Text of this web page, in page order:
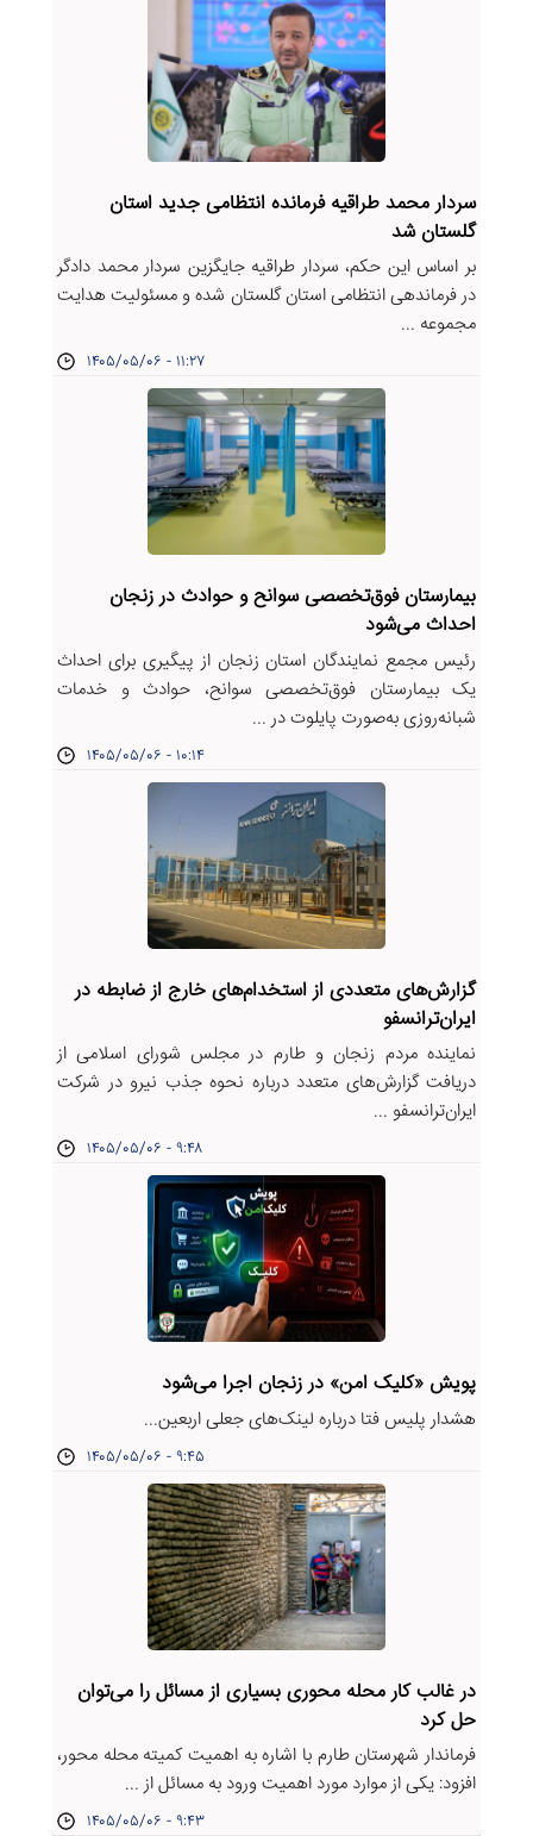
سردار محمد طراقیه فرمانده انتظامی جدید استان
گلستان شد
بر اساس این حکم، سردار طراقیه جایگزین سردار محمد دادگر
در فرماندهی انتظامی استان گلستان شده و مسئولیت هدایت
مجموعه ...
۱۴۰۵/۰۵/۰۶ - ۱۱:۲۷
بیمارستان فوق‌تخصصی سوانح و حوادث در زنجان
احداث می‌شود
رئیس مجمع نمایندگان استان زنجان از پیگیری برای احداث
یک بیمارستان فوق‌تخصصی سوانح، حوادث و خدمات
شبانه‌روزی به‌صورت پایلوت در ...
۱۴۰۵/۰۵/۰۶ - ۱۰:۱۴
گزارش‌های متعددی از استخدام‌های خارج از ضابطه در
ایران‌ترانسفو
نماینده مردم زنجان و طارم در مجلس شورای اسلامی از
دریافت گزارش‌های متعدد درباره نحوه جذب نیرو در شرکت
ایران‌ترانسفو ...
۱۴۰۵/۰۵/۰۶ - ۹:۴۸
پویش «کلیک امن» در زنجان اجرا می‌شود
هشدار پلیس فتا درباره لینک‌های جعلی اربعین...
۱۴۰۵/۰۵/۰۶ - ۹:۴۵
در غالب کار محله محوری بسیاری از مسائل را می‌توان
حل کرد
فرماندار شهرستان طارم با اشاره به اهمیت کمیته محله محور،
افزود: یکی از موارد مورد اهمیت ورود به مسائل از ...
۱۴۰۵/۰۵/۰۶ - ۹:۴۳